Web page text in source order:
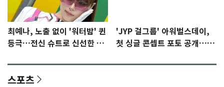
최예나, 노출 없이 '워터밤' 퀸
등극…전신 슈트로 신선한 충
'JYP 걸그룹' 아워벌스데이,
첫 싱글 콘셉트 포토 공개…청
스포츠